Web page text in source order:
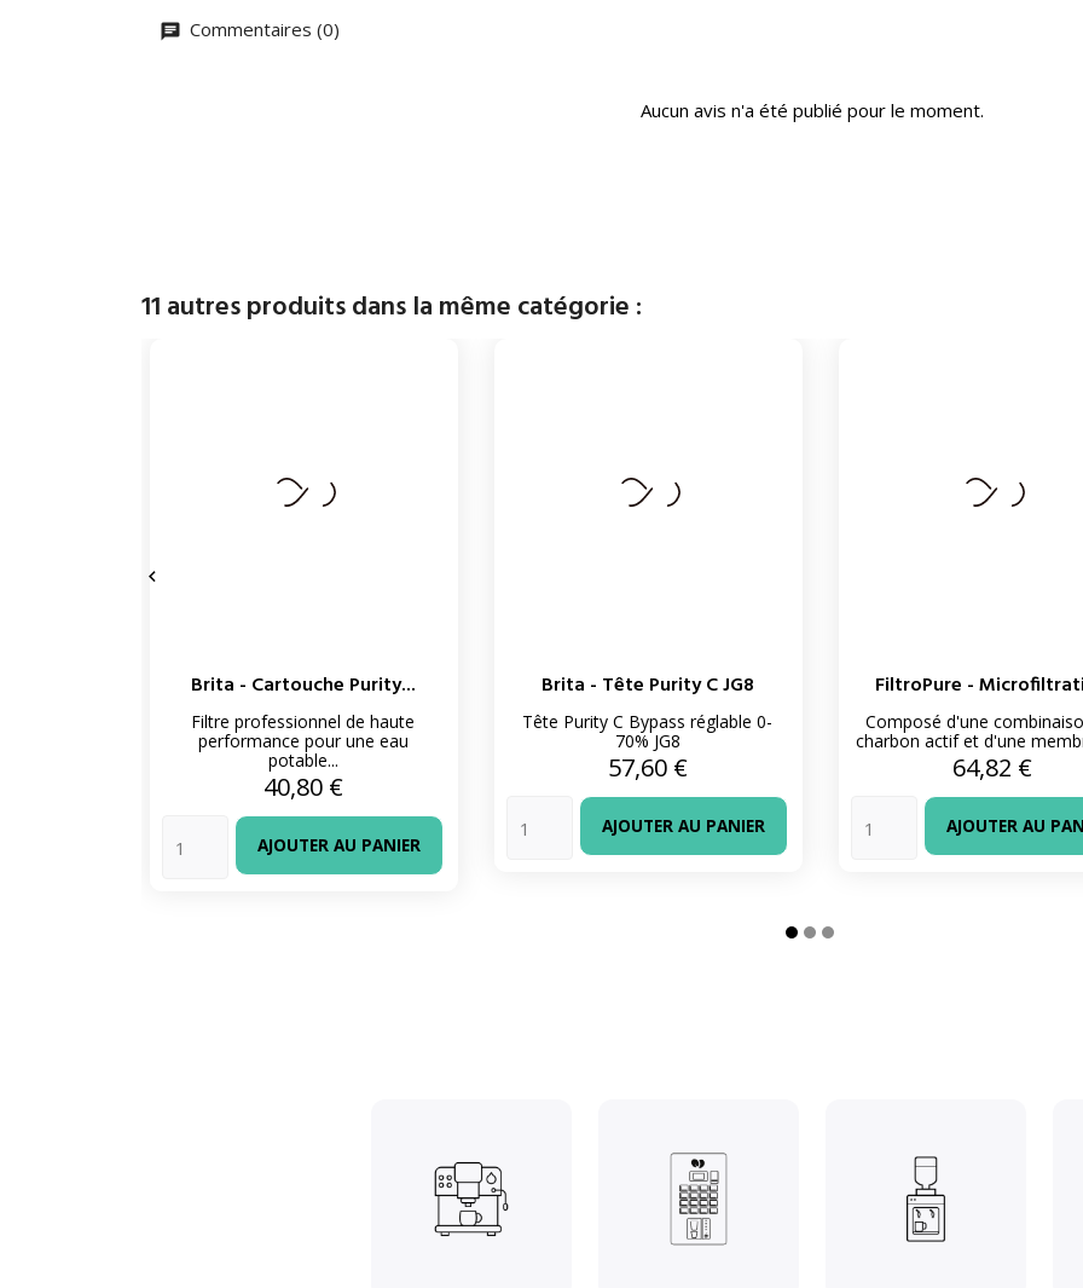
Commentaires (0)
Aucun avis n'a été publié pour le moment.
11 autres produits dans la même catégorie :
Brita - Cartouche Purity...
Filtre professionnel de haute
performance pour une eau
potable...
Prix
40,80 €
AJOUTER AU PANIER
Brita - Tête Purity C JG8
Tête Purity C Bypass réglable 0-
70% JG8
Prix
57,60 €
AJOUTER AU PANIER
FiltroPure -
Composé d'une
charbon actif et d'une
Prix
64,82 €
AJOUTER AU
